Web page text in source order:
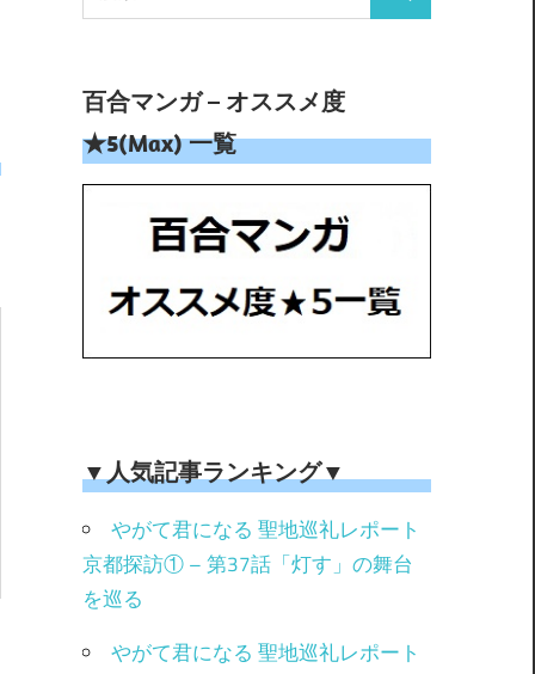
百合マンガ – オススメ度
★5(Max) 一覧
▼人気記事ランキング▼
やがて君になる 聖地巡礼レポート
京都探訪① – 第37話「灯す」の舞台
を巡る
やがて君になる 聖地巡礼レポート